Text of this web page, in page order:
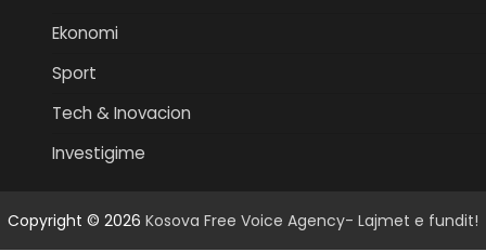
Ekonomi
Sport
Tech & Inovacion
Investigime